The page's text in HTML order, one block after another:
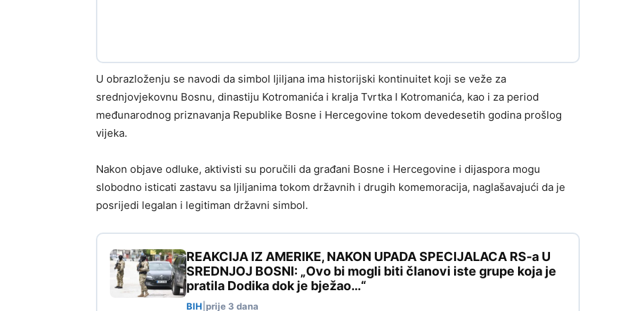
U obrazloženju se navodi da simbol ljiljana ima historijski kontinuitet koji se veže za
srednjovjekovnu Bosnu, dinastiju Kotromanića i kralja Tvrtka I Kotromanića, kao i za period
međunarodnog priznavanja Republike Bosne i Hercegovine tokom devedesetih godina prošlog
vijeka.
Nakon objave odluke, aktivisti su poručili da građani Bosne i Hercegovine i dijaspora mogu
slobodno isticati zastavu sa ljiljanima tokom državnih i drugih komemoracija, naglašavajući da je
posrijedi legalan i legitiman državni simbol.
REAKCIJA IZ AMERIKE, NAKON UPADA SPECIJALACA RS-a U
SREDNJOJ BOSNI: „Ovo bi mogli biti članovi iste grupe koja je
pratila Dodika dok je bježao…“
BIH prije 3 dana